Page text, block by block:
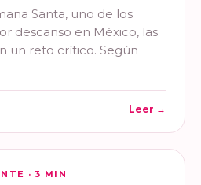
Santa, uno de los
descanso en México, las
un reto crítico. Según
Leer →
· 3 MIN